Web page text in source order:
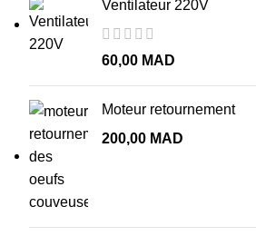
Ventilateur 220V
60,00 MAD
Moteur retournement
200,00 MAD